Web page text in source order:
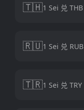
🇹🇭1 Sei 兑 THB
🇷🇺1 Sei 兑 RUB
🇹🇷1 Sei 兑 TRY